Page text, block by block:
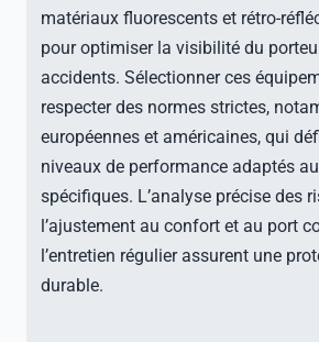
matériaux fluorescents et rétro-
pour optimiser la visibilité du
accidents. Sélectionner ces
respecter des normes strictes,
européennes et américaines, qui
niveaux de performance adaptés
spécifiques. L’analyse précise des
l’ajustement au confort et au port
l’entretien régulier assurent une
durable.